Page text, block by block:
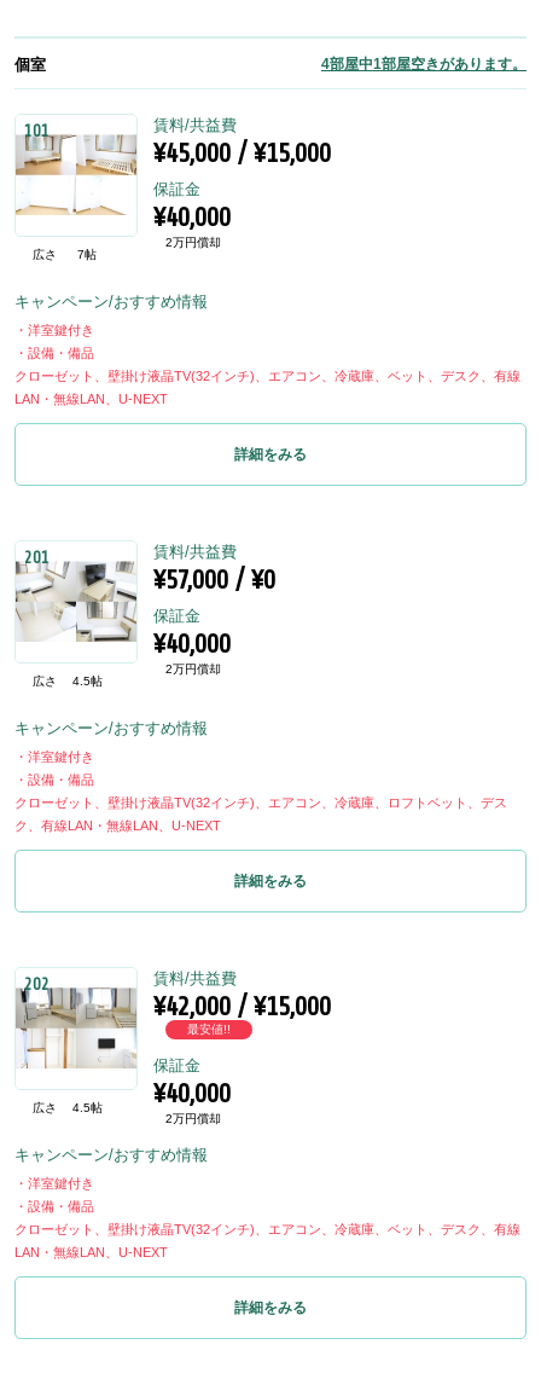
個室 4部屋中1部屋空きがあります。
101
広さ 7帖
賃料/共益費
¥45,000 / ¥15,000
保証金
¥40,000
2万円償却
キャンペーン/おすすめ情報
・洋室鍵付き
・設備・備品
クローゼット、壁掛け液晶TV(32インチ)、エアコン、冷蔵庫、ベット、デスク、有線
LAN・無線LAN、U-NEXT
詳細をみる
201
広さ 4.5帖
賃料/共益費
¥57,000 / ¥0
保証金
¥40,000
2万円償却
キャンペーン/おすすめ情報
・洋室鍵付き
・設備・備品
クローゼット、壁掛け液晶TV(32インチ)、エアコン、冷蔵庫、ロフトベット、デス
ク、有線LAN・無線LAN、U-NEXT
詳細をみる
202
広さ 4.5帖
賃料/共益費
¥42,000 / ¥15,000
最安値!!
保証金
¥40,000
2万円償却
キャンペーン/おすすめ情報
・洋室鍵付き
・設備・備品
クローゼット、壁掛け液晶TV(32インチ)、エアコン、冷蔵庫、ベット、デスク、有線
LAN・無線LAN、U-NEXT
詳細をみる